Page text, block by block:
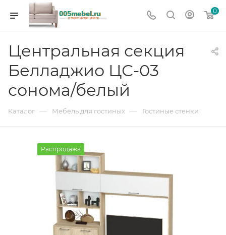
0
Центральная секция
Белладжио ЦС-03
сонома/белый
Каталог — Мебель для гостиных — Гостиные стенки
Распродажа